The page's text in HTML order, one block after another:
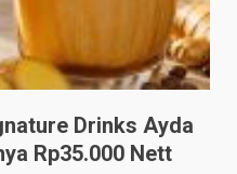
Drinks Ayda
Rp35.000 Nett